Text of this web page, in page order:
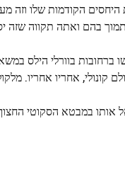
היחסים הקודמות שלו
בהם ואתה תקווה שזה
ברחובות בוורלי הילס
אחריו אחריו.
במבטא הסקוטי